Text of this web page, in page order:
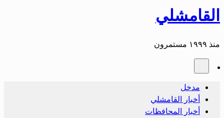
القامشلي
منذ ١٩٩٩ مستمرون
مدخل
أخبار القامشلي
أخبار المحافظات